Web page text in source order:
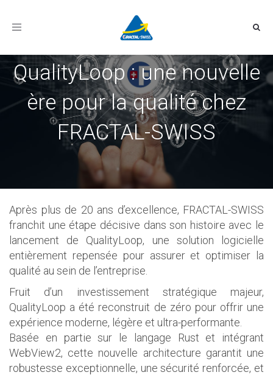
Toggle
QualityLoop : une nouvelle
ère pour la qualité chez
FRACTAL-SWISS
Après plus de 20 ans d’excellence, FRACTAL-SWISS
franchit une étape décisive dans son histoire avec le
lancement de QualityLoop, une solution logicielle
entièrement repensée pour assurer et optimiser la
qualité au sein de l’entreprise.
Fruit d’un investissement stratégique majeur,
QualityLoop a été reconstruit de zéro pour offrir une
expérience moderne, légère et ultra-performante.
Basée en partie sur le langage Rust et intégrant
WebView2, cette nouvelle architecture garantit une
robustesse exceptionnelle, une sécurité renforcée, et